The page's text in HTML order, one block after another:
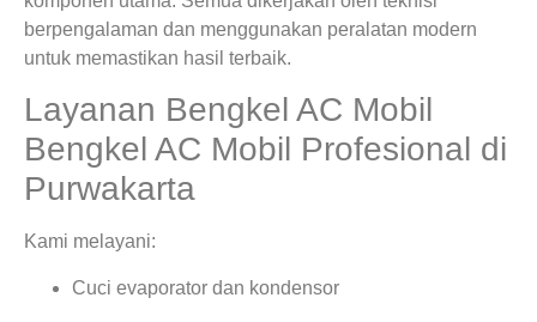
berpengalaman dan menggunakan peralatan modern
untuk memastikan hasil terbaik.
Layanan Bengkel AC Mobil
Bengkel AC Mobil Profesional di
Purwakarta
Kami melayani:
Cuci evaporator dan kondensor